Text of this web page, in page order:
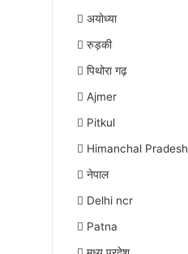
अयोध्या
रुड़की
पिथोरा गढ़
Ajmer
Pitkul
Himanchal Pradesh
नेपाल
Delhi ncr
Patna